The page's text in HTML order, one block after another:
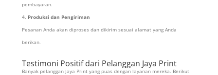
pembayaran.
Produksi dan Pengiriman
Pesanan Anda akan diproses dan dikirim sesuai alamat yang Anda
berikan.
Testimoni Positif dari Pelanggan Jaya Print
Banyak pelanggan Jaya Print yang puas dengan layanan mereka. Berikut